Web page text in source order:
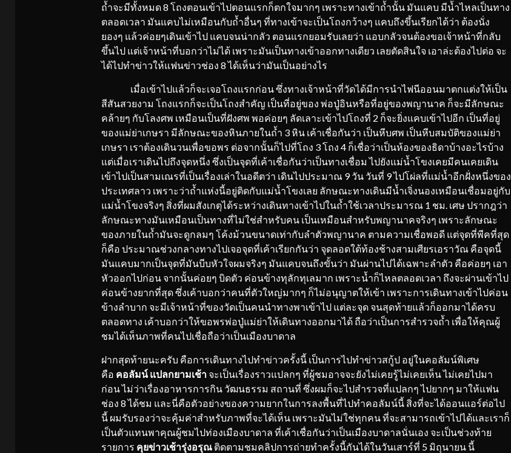
ถ้ำจะมีทั้งหมด 8 โถงตอนเข้าไปตอนแรกก็ตกใจมากๆ เพราะทางเข้าถ้ำนั้น มันแคบ มีน้ำไหลเป็นทาง
ตลอดเวลา มันแคบไม่เหมือนกับถ้ำอื่นๆ ที่ทางเข้าจะเป็นโถงกว้างๆ แคบถึงขึ้นเรียกได้ว่า ต้องนั่ง
ยองๆ แล้วค่อยๆเดินเข้าไป แคบจนน่ากลัว ตอนแรกยอมรับเลยว่า แอบกลัวจนต้องขอเจ้าหน้าที่กลับ
ขึ้นไป แต่เจ้าหน้าที่บอกว่าไม่ได้ เพราะมันเป็นทางเข้าออกทางเดียว เลยตัดสินใจ เอาล่ะต้องไปต่อ จะ
ได้ไปทำข่าวให้แฟนข่าวช่อง 8 ได้เห็นว่ามันเป็นอย่างไร
เมื่อเข้าไปแล้วก็จะเจอโถงแรกก่อน ซึ่งทางเจ้าหน้าที่วัดได้มีการนำไฟนีออนมาตกแต่งให้เป็น
สีสันสวยงาม โถงแรกก็จะเป็นโถงสำคัญ เป็นที่อยู่ของ พ่อปู่อินหรือที่อยู่ของพญานาค ก็จะมีลักษณะ
คล้ายๆ กับโลงศพ เหมือนเป็นที่ฝังศพ พอค่อยๆ ลัดเลาะเข้าไปโถงที่ 2 ก็จะยิ่งแคบเข้าไปอีก เป็นที่อยู่
ของแม่ย่าเกษรา มีลักษณะของหินภายในถ้ำ 3 หิน เค้าเชื่อกันว่า เป็นหีบศพ เป็นหีบสมบัติของแม่ย่า
เกษรา เราต้องเดินวนเพื่อขอพร ต่อจากนั้นก็ไปที่โถง 3 โถง 4 ก็เชื่อว่าเป็นห้องของธิดาบ้างอะไรบ้าง
แต่เมื่อเราเดินไปถึงจุดหนึ่ง ซึ่งเป็นจุดที่เค้าเชื่อกันว่าเป็นทางเชื่อม ไปยังแม่น้ำโขงเคยมีคนเคยเดิน
เข้าไปเป็นสามเณรที่เป็นเรื่องเล่าในอดีตว่า เดินไปประมาณ 9 วัน วันที่ 9 ไปโผ่ลที่แม่น้ำอีกฝั่งหนึ่งของ
ประเทศลาว เพราะว่าถ้ำแห่งนี้อยู่ติดกับแม่น้ำโขงเลย ลักษณะทางเดินมีน้ำเจิ่งนองเหมือนเชื่อมอยู่กับ
แม่น้ำโขงจริงๆ สิ่งที่ผมสังเกตุได้ระหว่างเดินทางเข้าไปในถ้ำใช้เวลาประมารณ 1 ชม. เศษ ปรากฎว่า
ลักษณะทางมันเหมือนเป็นทางที่ไม่ใช่สำหรับคน เป็นเหมือนสำหรับพญานาคจริงๆ เพราะลักษณะ
ของภายในถ้ำมันจะดูกลมๆ โค้งม้วนขนาดเท่ากับลำตัวพญานาค ตามความเชื่อพอดี แต่จุดที่พีคที่สุด
ก็คือ ประมาณช่วงกลางทางไปเจอจุดที่เค้าเรียกกันว่า จุดลอดใต้ท้องช้างสามเศียรเอราวัณ คือจุดนี้
มันแคบมากเป็นจุดที่มันบีบหัวใจผมจริงๆ มันแคบจนถึงขั้นว่า มันผ่านไปได้เฉพาะลำตัว คือค่อยๆ เอา
หัวออกไปก่อน จากนั้นค่อยๆ บิดตัว ค่อนข้างทุลักทุเลมาก เพราะน้ำก็ไหลตลอดเวลา ถึงจะผ่านเข้าไป
ค่อนข้างยากที่สุด ซึ่งเค้าบอกว่าคนที่ตัวใหญ่มากๆ ก็ไม่อนุญาตให้เข้า เพราะการเดินทางเข้าไปค่อน
ข้างลำบาก จะมีเจ้าหน้าที่ของวัดเป็นคนนำทางพาเข้าไป แต่ละจุด จนสุดท้ายแล้วก็ออกมาได้ครบ
ตลอดทาง เค้าบอกว่าให้ขอพรพ่อปู่แม่ย่าให้เดินทางออกมาได้ ถือว่าเป็นการสำรวจถ้ำ เพื่อให้คุณผู้
ชมได้เห็นภาพที่คนไปเชื่อถือว่าเป็นเมืองบาดาล
ฝากสุดท้ายนะครับ คือการเดินทางไปทำข่าวครั้งนี้ เป็นการไปทำข่าวสกู้ป อยู่ในคอลัมน์พิเศษ
คือ คอลัมน์ แปลกยามเช้าจะเป็นเรื่องราวแปลกๆ ที่ผู้ชมอาจจะยังไม่เคยรู้ไม่เคยเห็น ไม่เคยไปมา
ก่อน ไม่ว่าเรื่องอาหารการกิน วัฒนธรรม สถานที่ ซึ่งผมก็จะไปสำรวจที่แปลกๆ ไปยากๆ มาให้แฟน
ช่อง 8 ได้ชม และนี่คือตัวอย่างของความยากในการลงพื้นที่ไปทำคอลัมน์นี้ สิ่งที่จะได้ออนแอร์ต่อไป
นี้ ผมรับรองว่าจะคุ้มค่าสำหรับภาพที่จะได้เห็น เพราะมันไม่ใช่ทุกคน ที่จะสามารถเข้าไปได้และเราก็
เป็นตัวแทนพาคุณผู้ชมไปท่องเมืองบาดาล ที่เค้าเชื่อกันว่าเป็นเมืองบาดาลนั่นเอง จะเป็นช่วงท้าย
รายการ คุยข่าวเช้ารุ่งอรุณ ติดตามชมคลิปการถ่ายทำครั้งนี้กันได้ในวันเสาร์ที่ 5 มิถุนายน นี้